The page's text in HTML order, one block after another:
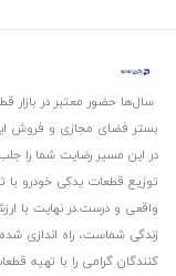
سال‌ها حضور معتبر در بازار
بستر فضای مجازی و فروش
در این مسیر رضایت شما را
توزیع قطعات یدکی خودرو
واقعی و درست.در نهایت با
زندگی شماست، راه اندازی
کنندگان گرامی را با تهیه